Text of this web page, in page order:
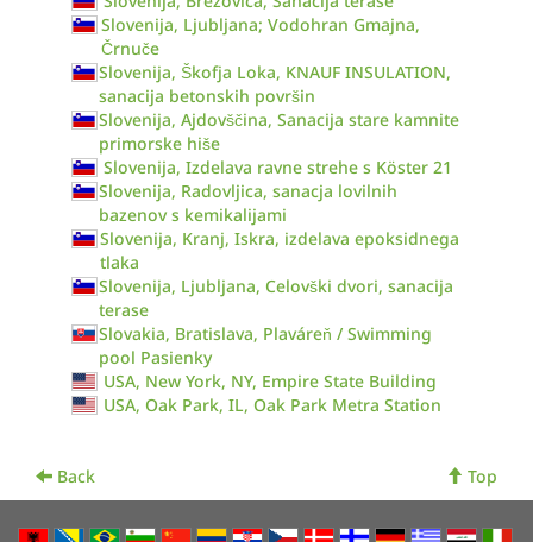
Slovenija, Ljubljana; Vodohran Gmajna,
Črnuče
Slovenija, Škofja Loka, KNAUF INSULATION,
sanacija betonskih površin
Slovenija, Ajdovščina, Sanacija stare kamnite
primorske hiše
Slovenija, Izdelava ravne strehe s Köster 21
Slovenija, Radovljica, sanacja lovilnih
bazenov s kemikalijami
Slovenija, Kranj, Iskra, izdelava epoksidnega
tlaka
Slovenija, Ljubljana, Celovški dvori, sanacija
terase
Slovakia, Bratislava, Plaváreň / Swimming
pool Pasienky
USA, New York, NY, Empire State Building
USA, Oak Park, IL, Oak Park Metra Station
Back Top